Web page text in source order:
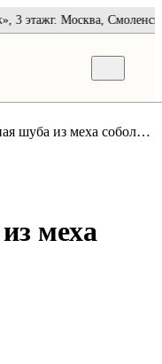
3 этажг. Москва,
шуба из меха соболя RD51
меха